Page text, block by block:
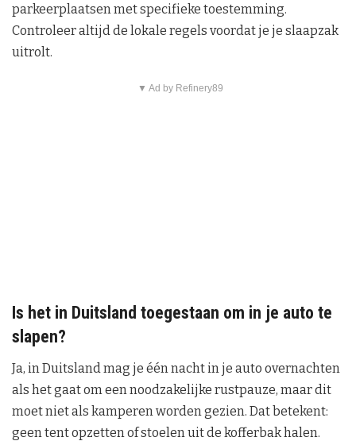
parkeerplaatsen met specifieke toestemming.
Controleer altijd de lokale regels voordat je je slaapzak
uitrolt.
▼ Ad by Refinery89
Is het in Duitsland toegestaan om in je auto te
slapen?
Ja, in Duitsland mag je één nacht in je auto overnachten
als het gaat om een noodzakelijke rustpauze, maar dit
moet niet als kamperen worden gezien. Dat betekent:
geen tent opzetten of stoelen uit de kofferbak halen.